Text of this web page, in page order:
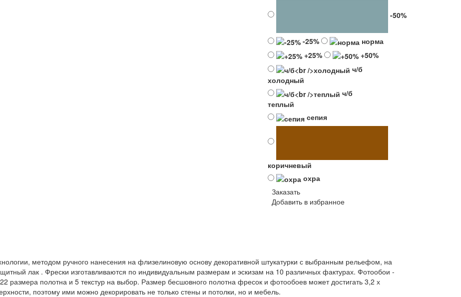
-50%
-25%
норма
+25%
+50%
ч/б
холодный
ч/б
теплый
сепия
коричневый
охра
Заказать
Добавить в избранное
методом ручного нанесения на флизелиновую основу декоративной штукатурки с выбранным рельефом, на
лак . Фрески изготавливаются по индивидуальным размерам и эскизам на 10 различных фактурах. Фотообои -
размера полотна и 5 текстур на выбор. Размер бесшовного полотна фресок и фотообоев может достигать 3,2 х
поэтому ими можно декорировать не только стены и потолки, но и мебель.